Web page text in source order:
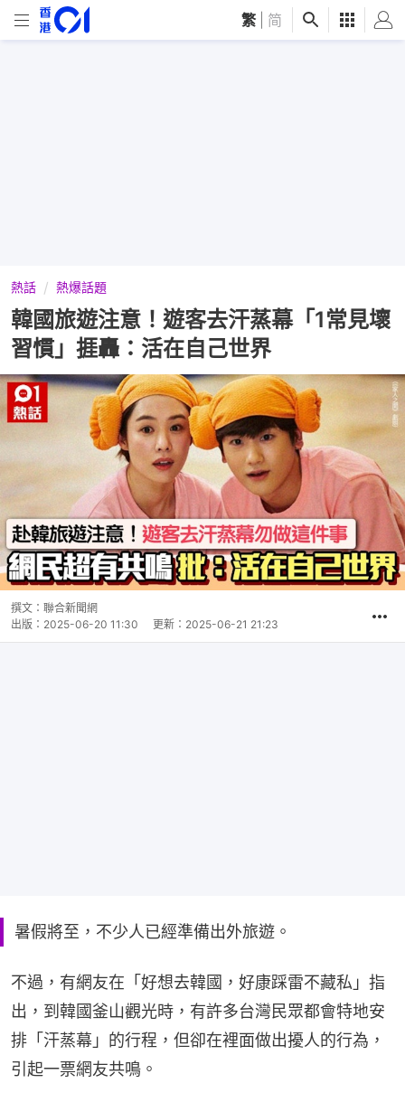
繁 简
熱話 熱爆話題
韓國旅遊注意！遊客去汗蒸幕「1常見壞
習慣」捱轟：活在自己世界
撰文： 聯合新聞網
出版： 2025-06-20 11:30 更新： 2025-06-21 21:23
暑假將至，不少人已經準備出外旅遊。
不過，有網友在「好想去韓國，好康踩雷不藏私」指
出，到韓國釜山觀光時，有許多台灣民眾都會特地安
排「汗蒸幕」的行程，但卻在裡面做出擾人的行為，
引起一票網友共鳴。